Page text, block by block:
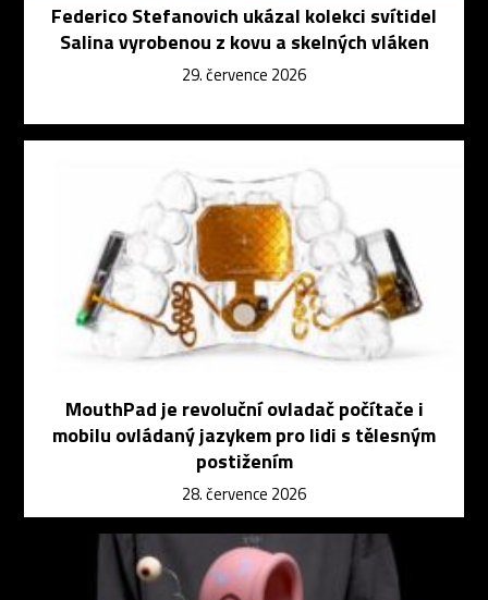
Federico Stefanovich ukázal kolekci svítidel
Salina vyrobenou z kovu a skelných vláken
29. července 2026
MouthPad je revoluční ovladač počítače i
mobilu ovládaný jazykem pro lidi s tělesným
postižením
28. července 2026